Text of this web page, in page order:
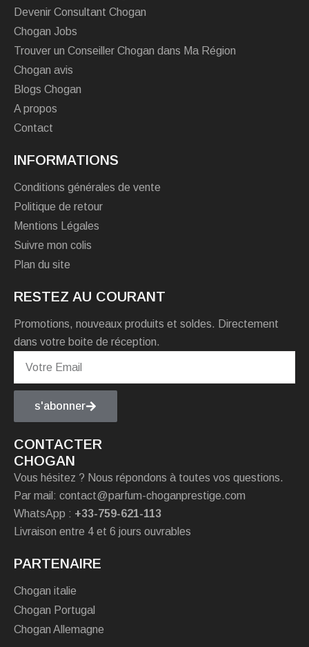
Devenir Consultant Chogan
Chogan Jobs
Trouver un Conseiller Chogan dans Ma Région
Chogan avis
Blogs Chogan
A propos
Contact
INFORMATIONS
Conditions générales de vente
Politique de retour
Mentions Légales
Suivre mon colis
Plan du site
RESTEZ AU COURANT
Promotions, nouveaux produits et soldes. Directement
dans votre boite de réception.
s'abonner
CONTACTER
CHOGAN
Vous hésitez ? Nous répondons à toutes vos questions.
Par mail: contact@parfum-choganprestige.com
WhatsApp : +33-759-621-113
Livraison entre 4 et 6 jours ouvrables
PARTENAIRE
Chogan italie
Chogan Portugal
Chogan Allemagne